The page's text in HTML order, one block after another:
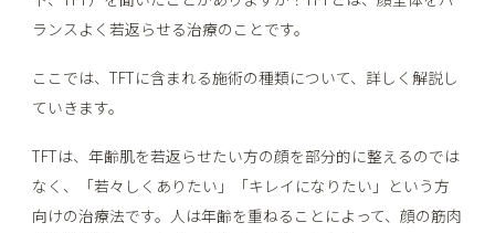
ランスよく若返らせる治療のことです。
ここでは、TFTに含まれる施術の種類について、詳しく解説し
ていきます。
TFTは、年齢肌を若返らせたい方の顔を部分的に整えるのでは
なく、「若々しくありたい」「キレイになりたい」という方
向けの治療法です。人は年齢を重ねることによって、顔の筋肉